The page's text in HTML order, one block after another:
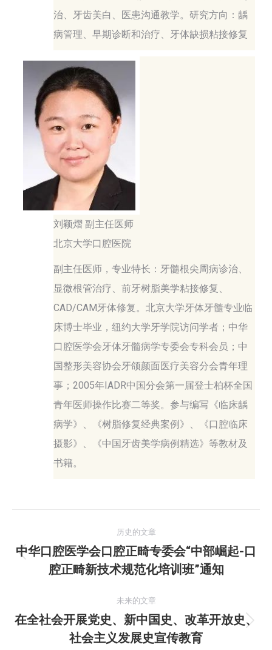
治、牙齿美白、医患沟通教学。研究方向：龋
病管理、早期诊断和治疗、牙体缺损粘接修复
刘颖熠 副主任医师
北京大学口腔医院
副主任医师，专业特长：牙髓根尖周病诊治、
显微根管治疗、前牙树脂美学粘接修复、
CAD/CAM牙体修复。北京大学牙体牙髓专业临
床博士毕业，纽约大学牙学院访问学者；中华
口腔医学会牙体牙髓病学专委会专科会员；中
国整形美容协会牙颌颜面医疗美容分会青年理
事；2005年IADR中国分会第一届登士柏杯全国
青年医师操作比赛二等奖。参与编写《临床龋
病学》、《树脂修复经典案例》、《口腔临床
摄影》、《中国牙齿美学病例精选》等教材及
书籍。
章
历史的文章
历
史
文
章：
中华口腔医学会口腔正畸专委会“中部崛起-口
腔正畸新技术规范化培训班”通知
未来的文章
未
来
在全社会开展党史、新中国史、改革开放史、
社会主义发展史宣传教育